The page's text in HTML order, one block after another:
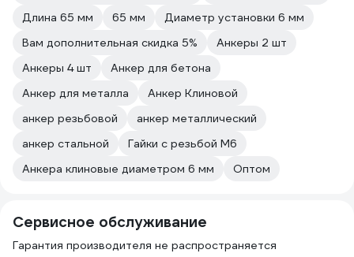
Длина 65 мм
65 мм
Диаметр установки 6 мм
Вам дополнительная скидка 5%
Анкеры 2 шт
Анкеры 4 шт
Анкер для бетона
Анкер для металла
Анкер Клиновой
анкер резьбовой
анкер металлический
анкер стальной
Гайки с резьбой М6
Анкера клиновые диаметром 6 мм
Оптом
Сервисное обслуживание
Гарантия производителя не распространяется